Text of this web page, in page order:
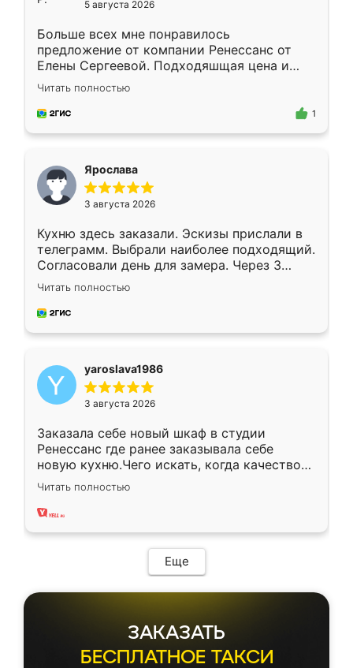
5 августа 2026
Больше всех мне понравилось
предложение от компании Ренессанс от
Елены Сергеевой. Подходяшщая цена и
короткие сроки изготовления. Приехавший
для замера сотрудник Владислав
предложил по моему эскизу самый
Читать полностью
1
Ярослава
3 августа 2026
Кухню здесь заказали. Эскизы прислали в
телеграмм. Выбрали наиболее подходящий.
Согласовали день для замера. Через 3
недели кухня была уже готова. Остались
довольны работой. Спасибо Ренессанс
мебель за качественную работу!
Читать полностью
yaroslava1986
3 августа 2026
Заказала себе новый шкаф в студии
Ренессанс где ранее заказывала себе
новую кухню.Чего искать, когда качеством
вполне довольна. Служит кухня уже почти
два года, нареканий нет.
Читать полностью
Еще
ЗАКАЗАТЬ
БЕСПЛАТНОЕ ТАКСИ